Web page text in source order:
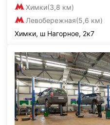
Химки(3,8 км)
Левобережная(5,6 км)
Химки, ш Нагорное, 2к7